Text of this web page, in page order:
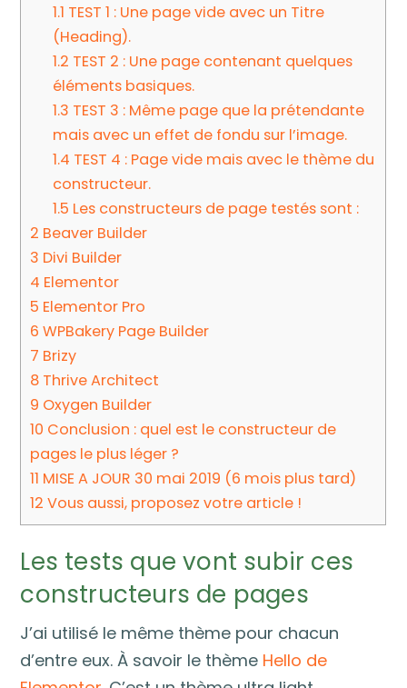
1.1 TEST 1 : Une page vide avec un Titre
(Heading).
1.2 TEST 2 : Une page contenant quelques
éléments basiques.
1.3 TEST 3 : Même page que la prétendante
mais avec un effet de fondu sur l’image.
1.4 TEST 4 : Page vide mais avec le thème du
constructeur.
1.5 Les constructeurs de page testés sont :
2 Beaver Builder
3 Divi Builder
4 Elementor
5 Elementor Pro
6 WPBakery Page Builder
7 Brizy
8 Thrive Architect
9 Oxygen Builder
10 Conclusion : quel est le constructeur de
pages le plus léger ?
11 MISE A JOUR 30 mai 2019 (6 mois plus tard)
12 Vous aussi, proposez votre article !
Les tests que vont subir ces
constructeurs de pages
J’ai utilisé le même thème pour chacun
d’entre eux. À savoir le thème Hello de